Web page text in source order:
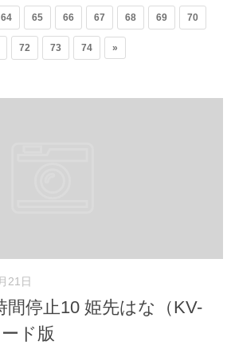
64 65 66 67 68 69 70
72 73 74 »
21日
停止10 姫先はな（KV-
ド版